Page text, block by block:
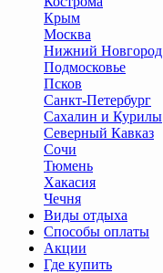
Крым
Москва
Нижний Новгород
Подмосковье
Псков
Санкт-Петербург
Сахалин и Курилы
Северный Кавказ
Сочи
Тюмень
Хакасия
Чечня
Виды отдыха
Способы оплаты
Акции
Где купить